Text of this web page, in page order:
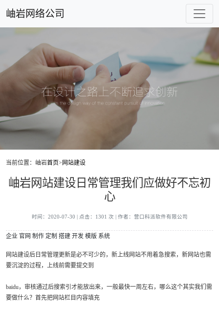
岫岩网络公司
当前位置：岫岩首页> 网站建设
岫岩网站建设日常管理我们应做好不忘初
心
时间：2020-07-30 | 点击：1301 次 | 作者：营口科派软件有限公司
企业 官网 制作 定制 搭建 开发 模版 系统
网站建设后日常管理更新是必不可少的，新上线网站不用着急搜索，新网站也需
要沉淀的过程，上线前需要提交到
baidu，审核通过后搜索引才能放出来，一般最快一周左右，哪么这个其实我们需
要做什么？首先把网站栏目内容填充